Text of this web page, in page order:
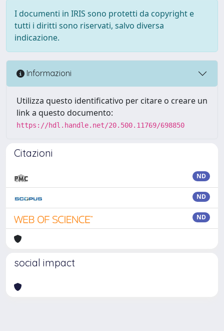
I documenti in IRIS sono protetti da copyright e
tutti i diritti sono riservati, salvo diversa
indicazione.
Informazioni
Utilizza questo identificativo per citare o creare un
link a questo documento:
https://hdl.handle.net/20.500.11769/698850
Citazioni
ND
ND
ND
social impact